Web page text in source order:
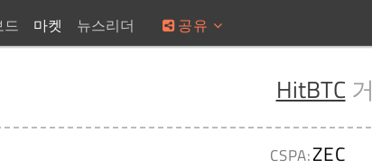
드 마켓 뉴스리더 공유
HitBTC
CSPA:ZEC